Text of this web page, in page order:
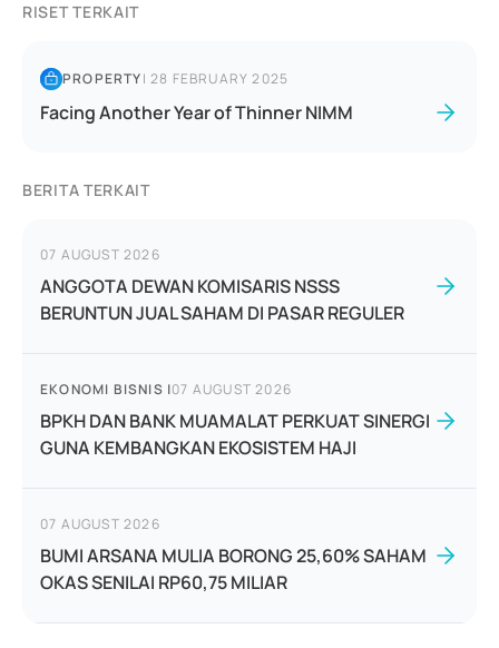
RISET TERKAIT
PROPERTY|28 FEBRUARY 2025
Facing Another Year of Thinner NIMM
BERITA TERKAIT
07 AUGUST 2026
ANGGOTA DEWAN KOMISARIS NSSS
BERUNTUN JUAL SAHAM DI PASAR REGULER
EKONOMI BISNIS |07 AUGUST 2026
BPKH DAN BANK MUAMALAT PERKUAT SINERGI
GUNA KEMBANGKAN EKOSISTEM HAJI
07 AUGUST 2026
BUMI ARSANA MULIA BORONG 25,60% SAHAM
OKAS SENILAI RP60,75 MILIAR